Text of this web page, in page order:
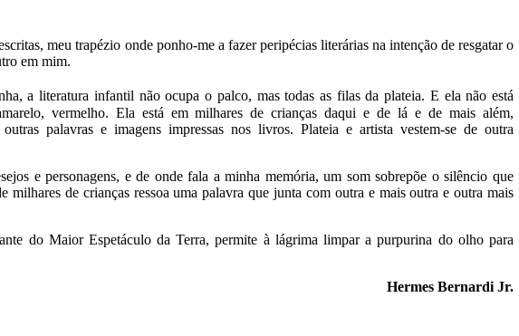
meu trapézio onde ponho-me a fazer peripécias literárias na intenção de resgatar o
em mim.
a literatura infantil não ocupa o palco, mas todas as filas da plateia. E ela não está
vermelho. Ela está em milhares de crianças daqui e de lá e de mais além,
palavras e imagens impressas nos livros. Plateia e artista vestem-se de outra
e personagens, e de onde fala a minha memória, um som sobrepõe o silêncio que
milhares de crianças ressoa uma palavra que junta com outra e mais outra e outra mais
do Maior Espetáculo da Terra, permite à lágrima limpar a purpurina do olho para
Hermes Bernardi Jr.